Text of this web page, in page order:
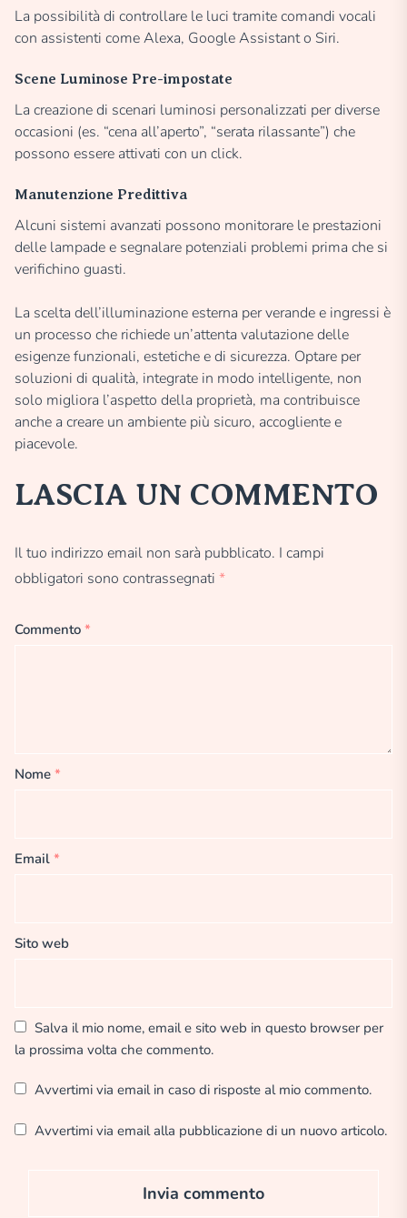
La possibilità di controllare le luci tramite comandi vocali
con assistenti come Alexa, Google Assistant o Siri.
Scene Luminose Pre-impostate
La creazione di scenari luminosi personalizzati per diverse
occasioni (es. “cena all’aperto”, “serata rilassante”) che
possono essere attivati con un click.
Manutenzione Predittiva
Alcuni sistemi avanzati possono monitorare le prestazioni
delle lampade e segnalare potenziali problemi prima che si
verifichino guasti.
La scelta dell’illuminazione esterna per verande e ingressi è
un processo che richiede un’attenta valutazione delle
esigenze funzionali, estetiche e di sicurezza. Optare per
soluzioni di qualità, integrate in modo intelligente, non
solo migliora l’aspetto della proprietà, ma contribuisce
anche a creare un ambiente più sicuro, accogliente e
piacevole.
LASCIA UN COMMENTO
Il tuo indirizzo email non sarà pubblicato. I campi
obbligatori sono contrassegnati *
Commento *
Nome *
Email *
Sito web
Salva il mio nome, email e sito web in questo browser per
la prossima volta che commento.
Avvertimi via email in caso di risposte al mio commento.
Avvertimi via email alla pubblicazione di un nuovo articolo.